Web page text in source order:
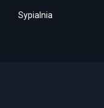
Sypialnia